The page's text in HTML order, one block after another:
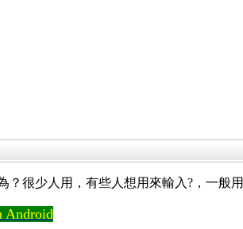
？很少人用，有些人想用來輸入?，一般